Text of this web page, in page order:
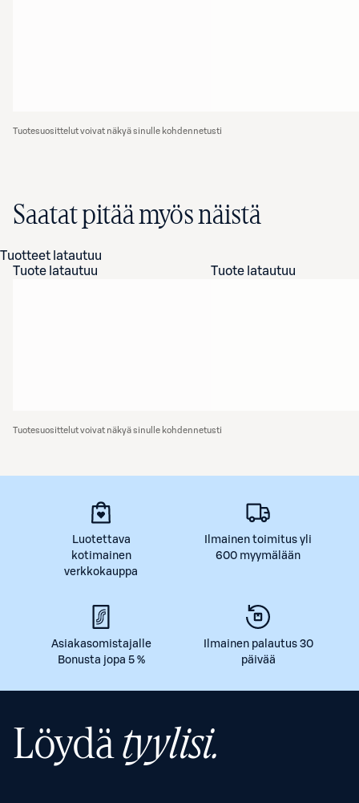
Tuotesuosittelut voivat näkyä sinulle kohdennetusti
Saatat pitää myös näistä
Tuotteet latautuu
Tuote latautuu
Tuote latautuu
Tuotesuosittelut voivat näkyä sinulle kohdennetusti
Luotettava
kotimainen
verkkokauppa
Ilmainen toimitus yli
600 myymälään
Asiakasomistajalle
Bonusta jopa 5 %
Ilmainen palautus 30
päivää
Löydätyylisi.